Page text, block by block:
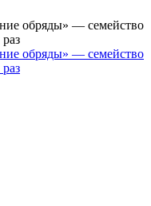
обряды» — семейство
обряды» — семейство